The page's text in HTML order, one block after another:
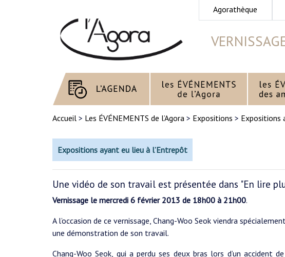
Agorathèque
Accueil > Les ÉVÉNEMENTS de l’Agora > Expositions > Expositions
Expositions ayant eu lieu à l’Entrepôt
Une vidéo de son travail est présentée dans "En lire
Vernissage le mercredi 6 février 2013 de 18h00 à 21h00.
A l’occasion de ce vernissage, Chang-Woo Seok viendra
une démonstration de son travail.
Chang-Woo Seok, qui a perdu ses deux bras lors d’un accident